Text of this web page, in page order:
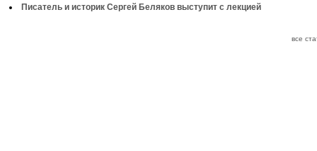
Писатель и историк Сергей Беляков выступит с лекцией
все